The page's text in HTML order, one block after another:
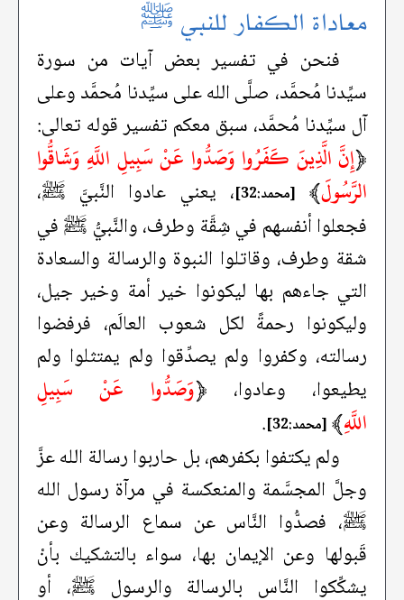
معاداة الكفار للنبي ﷺ
فنحن في تفسير بعض آيات من سورة
سيِّدنا مُحمَّد، صلَّى الله على سيِّدنا مُحمَّد وعلى
آل سيِّدنا مُحمَّد، سبق معكم تفسير قوله تعالى:
﴿إِنَّ الَّذِينَ كَفَرُوا وَصَدُّوا عَنْ سَبِيلِ اللَّهِ وَشَاقُّوا
الرَّسُولَ﴾ [محمد:32]
، يعني عادوا النَّبيَّ ﷺ،
فجعلوا أنفسهم في شِقَّة وطرف، والنَّبيُّ ﷺ في
شقة وطرف، وقاتلوا النبوة والرسالة والسعادة
التي جاءهم بها ليكونوا خير أمة وخير جيل،
وليكونوا رحمةً لكل شعوب العالَم، فرفضوا
رسالته، وكفروا ولم يصدِّقوا ولم يمتثلوا ولم
يطيعوا، وعادوا، ﴿وَصَدُّوا عَنْ سَبِيلِ
اللَّهِ﴾ [محمد:32]
.
ولم يكتفوا بكفرهم، بل حاربوا رسالة الله عزَّ
وجلَّ المجسَّمة والمنعكسة في مرآة رسول الله
ﷺ، فصدُّوا النَّاس عن سماع الرسالة وعن
قَبولها وعن الإيمان بها، سواء بالتشكيك بأنْ
يشكِّكوا النَّاس بالرسالة والرسول ﷺ، أو